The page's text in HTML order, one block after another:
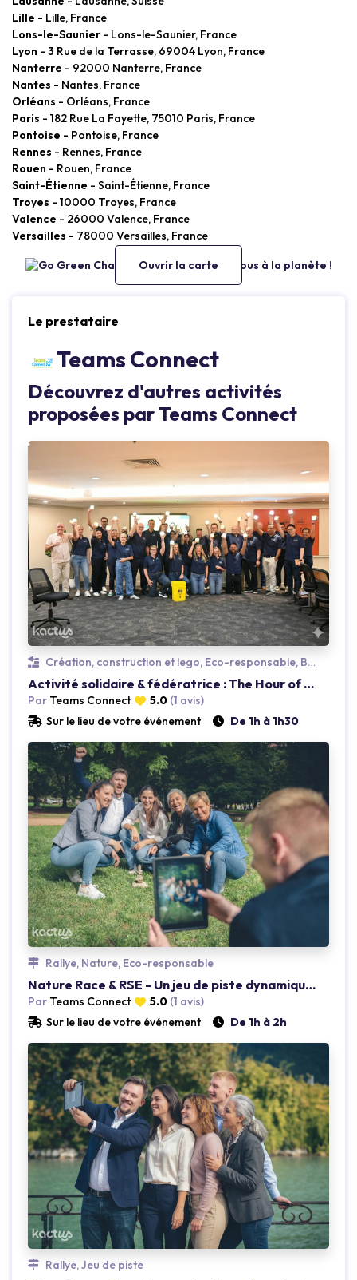
Lille - Lille, France
Lons-le-Saunier - Lons-le-Saunier, France
Lyon - 3 Rue de la Terrasse, 69004 Lyon, France
Nanterre - 92000 Nanterre, France
Nantes - Nantes, France
Orléans - Orléans, France
Paris - 182 Rue La Fayette, 75010 Paris, France
Pontoise - Pontoise, France
Rennes - Rennes, France
Rouen - Rouen, France
Saint-Étienne - Saint-Étienne, France
Troyes - 10000 Troyes, France
Valence - 26000 Valence, France
Versailles - 78000 Versailles, France
Ouvrir la carte
Le prestataire
Teams Connect
Découvrez d'autres activités
proposées par Teams Connect
Loading...
Création, construction et lego, Eco-responsable, Bénévolat & Solidarité
Activité solidaire & fédératrice : The Hour of Power
Par Teams Connect 5.0 (1 avis)
Sur le lieu de votre événement
De 1h à 1h30
Loading...
Rallye, Nature, Eco-responsable
Nature Race & RSE - Un jeu de piste dynamique en nature
Par Teams Connect 5.0 (1 avis)
Sur le lieu de votre événement
De 1h à 2h
Loading...
Rallye, Jeu de piste